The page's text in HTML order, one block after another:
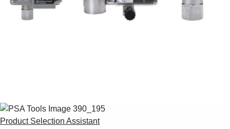
See more products
Shopping list preview
Product Selection Assistant